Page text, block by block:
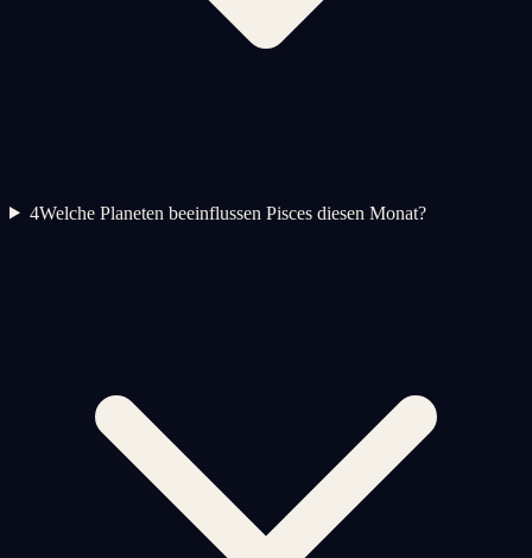
4Welche Planeten beeinflussen Pisces diesen Monat?